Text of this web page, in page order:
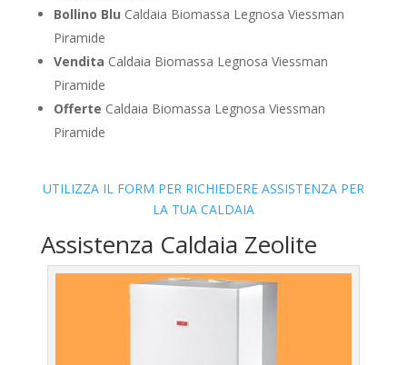
Bollino Blu Caldaia Biomassa Legnosa Viessman
Piramide
Vendita Caldaia Biomassa Legnosa Viessman
Piramide
Offerte Caldaia Biomassa Legnosa Viessman
Piramide
UTILIZZA IL FORM PER RICHIEDERE ASSISTENZA PER
LA TUA CALDAIA
Assistenza Caldaia Zeolite